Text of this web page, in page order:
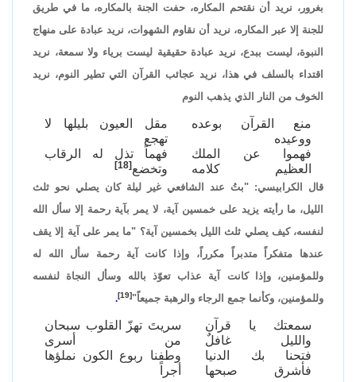
بغرور، نريد أن نقتحم المكاره، حفت الجنة بالمكاره، ما في طريق
للجنة إلا عبر المكاره، نريد أن نقاوم الشهوات، نريد عبادة على منهاج
النبوة، ليست ببدع، نريد عبادة حقيقية ليست برياء ولا سمعة، نريد
اقتداء بالسلف في هذا، نريد عجائب القرآن التي تطير النوم، نريد
الخوف من النار الذي يذهب النوم
منع القرآن بوعده
ووعيده
مقل العيون بليلها لا
تهجع
فهموا عن الملك
العظيم كلامه
فهماً تذل له الرقاب
وتخضع[18]
قال الكرابيسي: "بتُ عند الشافعي غير ليلة كان يصلي نحو ثلث
الليل، ما رأيته يزيد على خمسين آية، لا يمر بآية رحمة إلا سأل الله
لنفسه، كيف يصلي ثلث الليل بخمسين آية؟ "ما يمر على آية إلا يقف
عندها متفكراً متدبراً مكرراً، وإذا كانت آية رحمة سأل الله له
وللمؤمنين، وإذا كانت آية عذاب تعوّذ بالله وسأل النجاة لنفسه
وللمؤمنين، وكأنما جمع الرجاء والرهبة جميعاً"[19]
.
سمعتك يا قرآن
والليل غافلٌ
سريتَ تهزّ القلوب سبحان
من أسرى
فتحنا بك الدنيا
فأشرق صبحها
وطفنا ربوع الكون نملؤها
أجراً